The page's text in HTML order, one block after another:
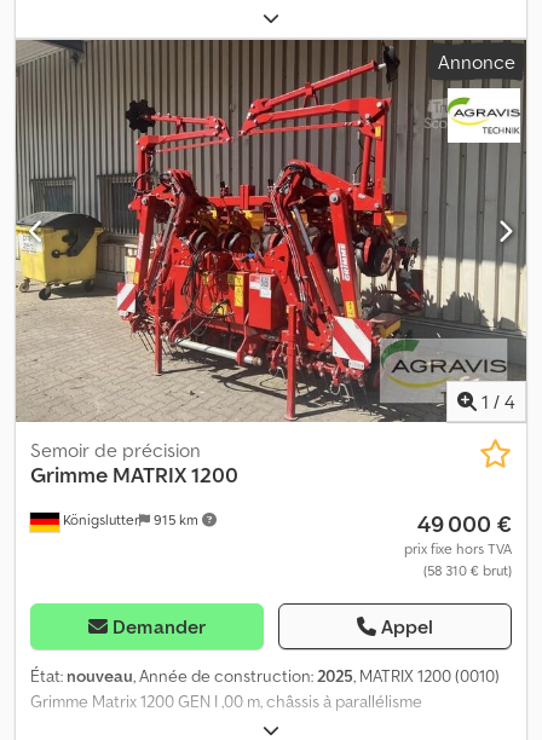
modèle 2011, idéal pour la culture professionnelle des oignons.
Cette machine est dotée de 7 rangées doubles et permet un
semis pneumatique précis de chaque graine, assurant ainsi une
germination uniforme et une densité de plantation optimale.
Grâce à sa construction robuste et à sa technologie fiable, cette
semoir convient aussi bien aux exploitations maraîchères qu’aux
producteurs spécialisés d’oignons. Caractéristiques techniques
et équipements : - Modèle : Agricola SNT-2-110 - Année de
fabrication : 2011 - 7 rangées doubles (pour oignons)
Dodpfszqwhkex Ap Ajwa - Technologie de semis pneumatique de
chaque graine - Semis uniforme pour une grande précision -
Construction robuste et durable - Prêt à l’emploi et en état de
marche - Largeur de voie : 2,25 m Le semoir a été régulièrement
entretenu et se trouve dans un bon état d’occasion. Une visite
est possible sur rendez-vous. N’hésitez pas à nous contacter si
vous êtes intéressé ou si vous avez des questions.
Annonce
1 / 4
Königslutter 915 km
Semoir de précision
Grimme MATRIX 1200
49 000 €
prix fixe hors TVA
(58 310 € brut)
Demander Appel
État: nouveau, Année de construction:2025, MATRIX 1200 (0010)
Grimme Matrix 1200 GEN I ,00 m, châssis à parallélisme
hydraulique (0030) rabattable, 12 rangées, pneumatiques : 4 roues